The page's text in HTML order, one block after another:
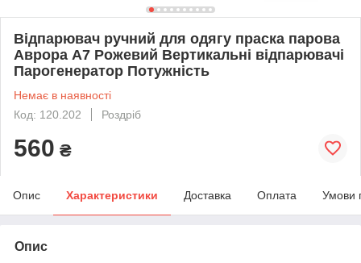
Відпарювач ручний для одягу праска парова
Аврора А7 Рожевий Вертикальні відпарювачі
Парогенератор Потужність
Немає в наявності
Код: 120.202
Роздріб
560 ₴
Опис Характеристики Доставка Оплата Умови
Опис